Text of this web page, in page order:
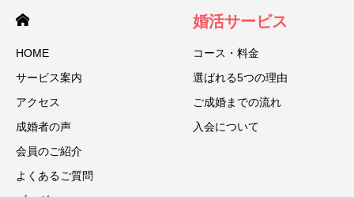
HOME
サービス案内
アクセス
成婚者の声
会員のご紹介
よくあるご質問
婚活サービス
コース・料金
選ばれる5つの理由
ご成婚までの流れ
入会について